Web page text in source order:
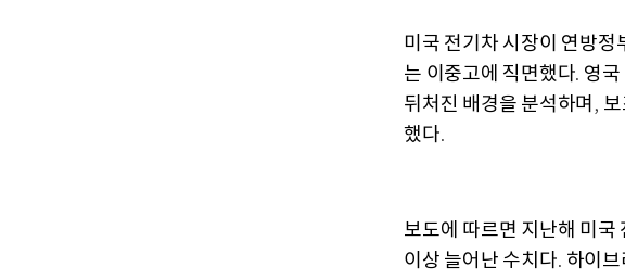
미국 전기차 시장이 연방
는 이중고에 직면했다. 영국
뒤처진 배경을 분석하며 ,
했다.
보도에 따르면 지난해 미국
이상 늘어난 수치다. 하이